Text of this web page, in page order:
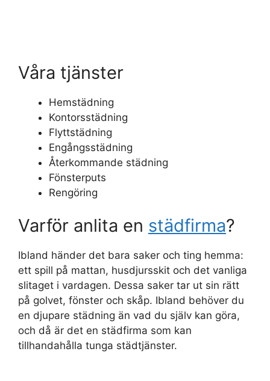
Våra tjänster
Hemstädning
Kontorsstädning
Flyttstädning
Engångsstädning
Återkommande städning
Fönsterputs
Rengöring
Varför anlita en städfirma?
Ibland händer det bara saker och ting hemma:
ett spill på mattan, husdjursskit och det vanliga
slitaget i vardagen. Dessa saker tar ut sin rätt
på golvet, fönster och skåp. Ibland behöver du
en djupare städning än vad du själv kan göra,
och då är det en städfirma som kan
tillhandahålla tunga städtjänster.